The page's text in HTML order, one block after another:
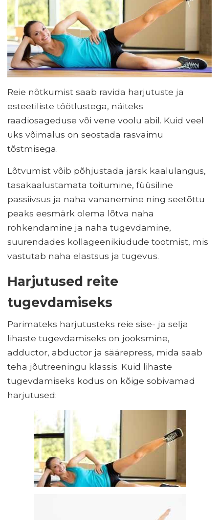
Reie nõtkumist saab ravida harjutuste ja
esteetiliste töötlustega, näiteks
raadiosageduse või vene voolu abil. Kuid veel
üks võimalus on seostada rasvaimu
tõstmisega.
Lõtvumist võib põhjustada järsk kaalulangus,
tasakaalustamata toitumine, füüsiline
passiivsus ja naha vananemine ning seetõttu
peaks eesmärk olema lõtva naha
rohkendamine ja naha tugevdamine,
suurendades kollageenikiudude tootmist, mis
vastutab naha elastsus ja tugevus.
Harjutused reite
tugevdamiseks
Parimateks harjutusteks reie sise- ja selja
lihaste tugevdamiseks on jooksmine,
adductor, abductor ja säärepress, mida saab
teha jõutreeningu klassis. Kuid lihaste
tugevdamiseks kodus on kõige sobivamad
harjutused: